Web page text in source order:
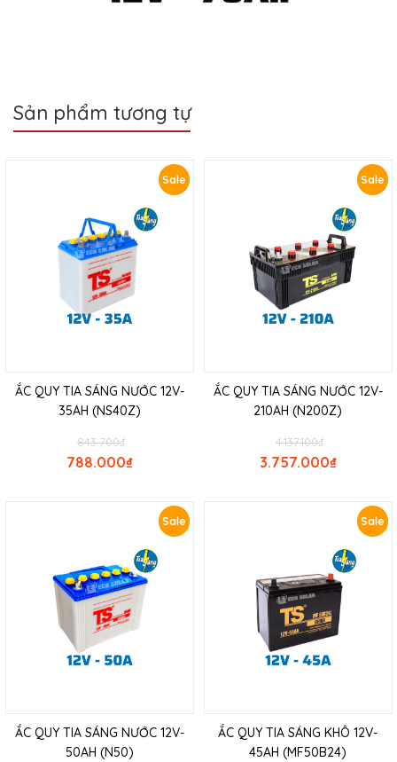
Sản phẩm tương tự
Sale
ẮC QUY TIA SÁNG NƯỚC 12V-
35AH (NS40Z)
₫
843.700
₫
788.000
Sale
ẮC QUY TIA SÁNG NƯỚC 12V-
210AH (N200Z)
₫
4.137.100
₫
3.757.000
Sale
ẮC QUY TIA SÁNG NƯỚC 12V-
50AH (N50)
Sale
ẮC QUY TIA SÁNG KHÔ 12V-
45AH (MF50B24)